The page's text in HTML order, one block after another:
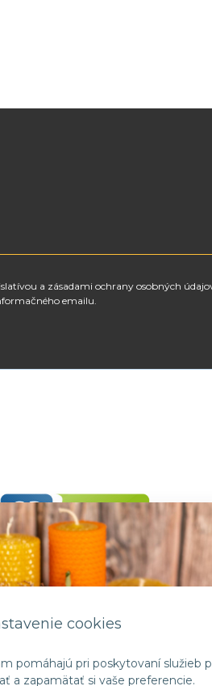
cookies
pomáhajú pri poskytovaní služieb
a zapamätať si vaše preferencie.
a zásadami ochrany osobných
emailu.